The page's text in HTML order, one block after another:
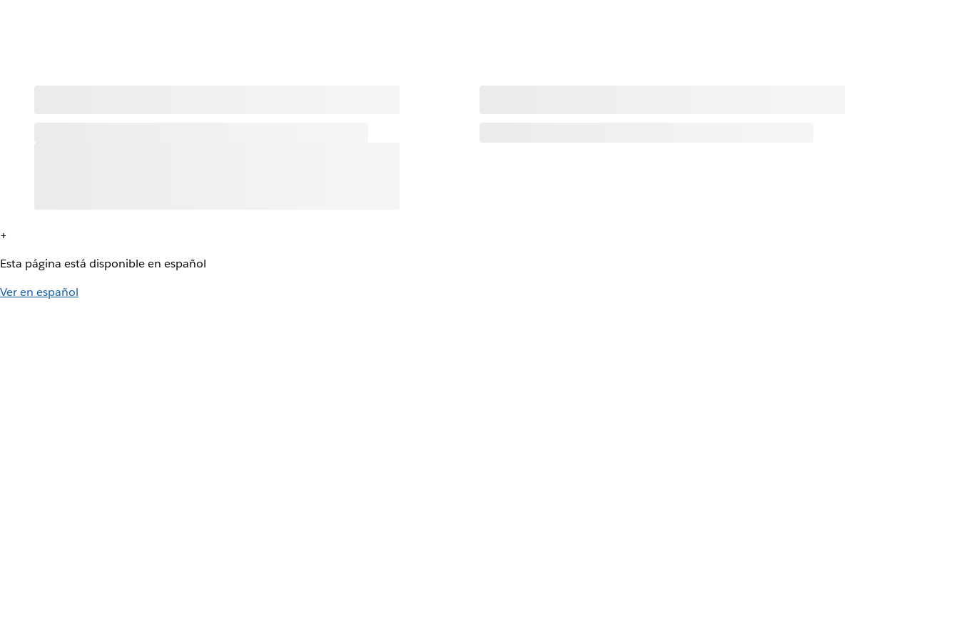
+
Esta página está disponible en español
Ver en español